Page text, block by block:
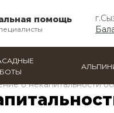
помощь
о некапитальности